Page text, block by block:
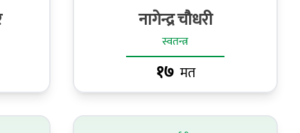
नागेन्द्र चौधरी
स्वतन्त्र
१७ मत